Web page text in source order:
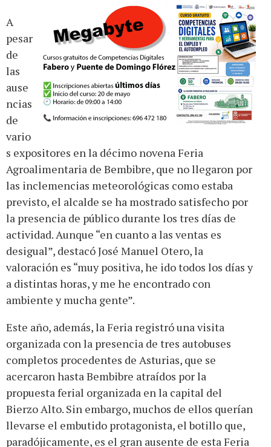
A
pesar
de
las
ause
ncias
de
vario
s expositores en la décimo novena Feria
Agroalimentaria de Bembibre, que no llegaron por
las inclemencias meteorológicas como estaba
previsto, el alcalde se ha mostrado satisfecho por
la presencia de público durante los tres días de
actividad. Aunque “en cuanto a las ventas es
desigual”, destacó José Manuel Otero, la
valoración es “muy positiva, he ido todos los días y
a distintas horas, y me he encontrado con
ambiente y mucha gente”.
Este año, además, la Feria registró una visita
organizada con la presencia de tres autobuses
completos procedentes de Asturias, que se
acercaron hasta Bembibre atraídos por la
propuesta ferial organizada en la capital del
Bierzo Alto. Sin embargo, muchos de ellos querían
llevarse el embutido protagonista, el botillo que,
paradójicamente, es el gran ausente de esta Feria